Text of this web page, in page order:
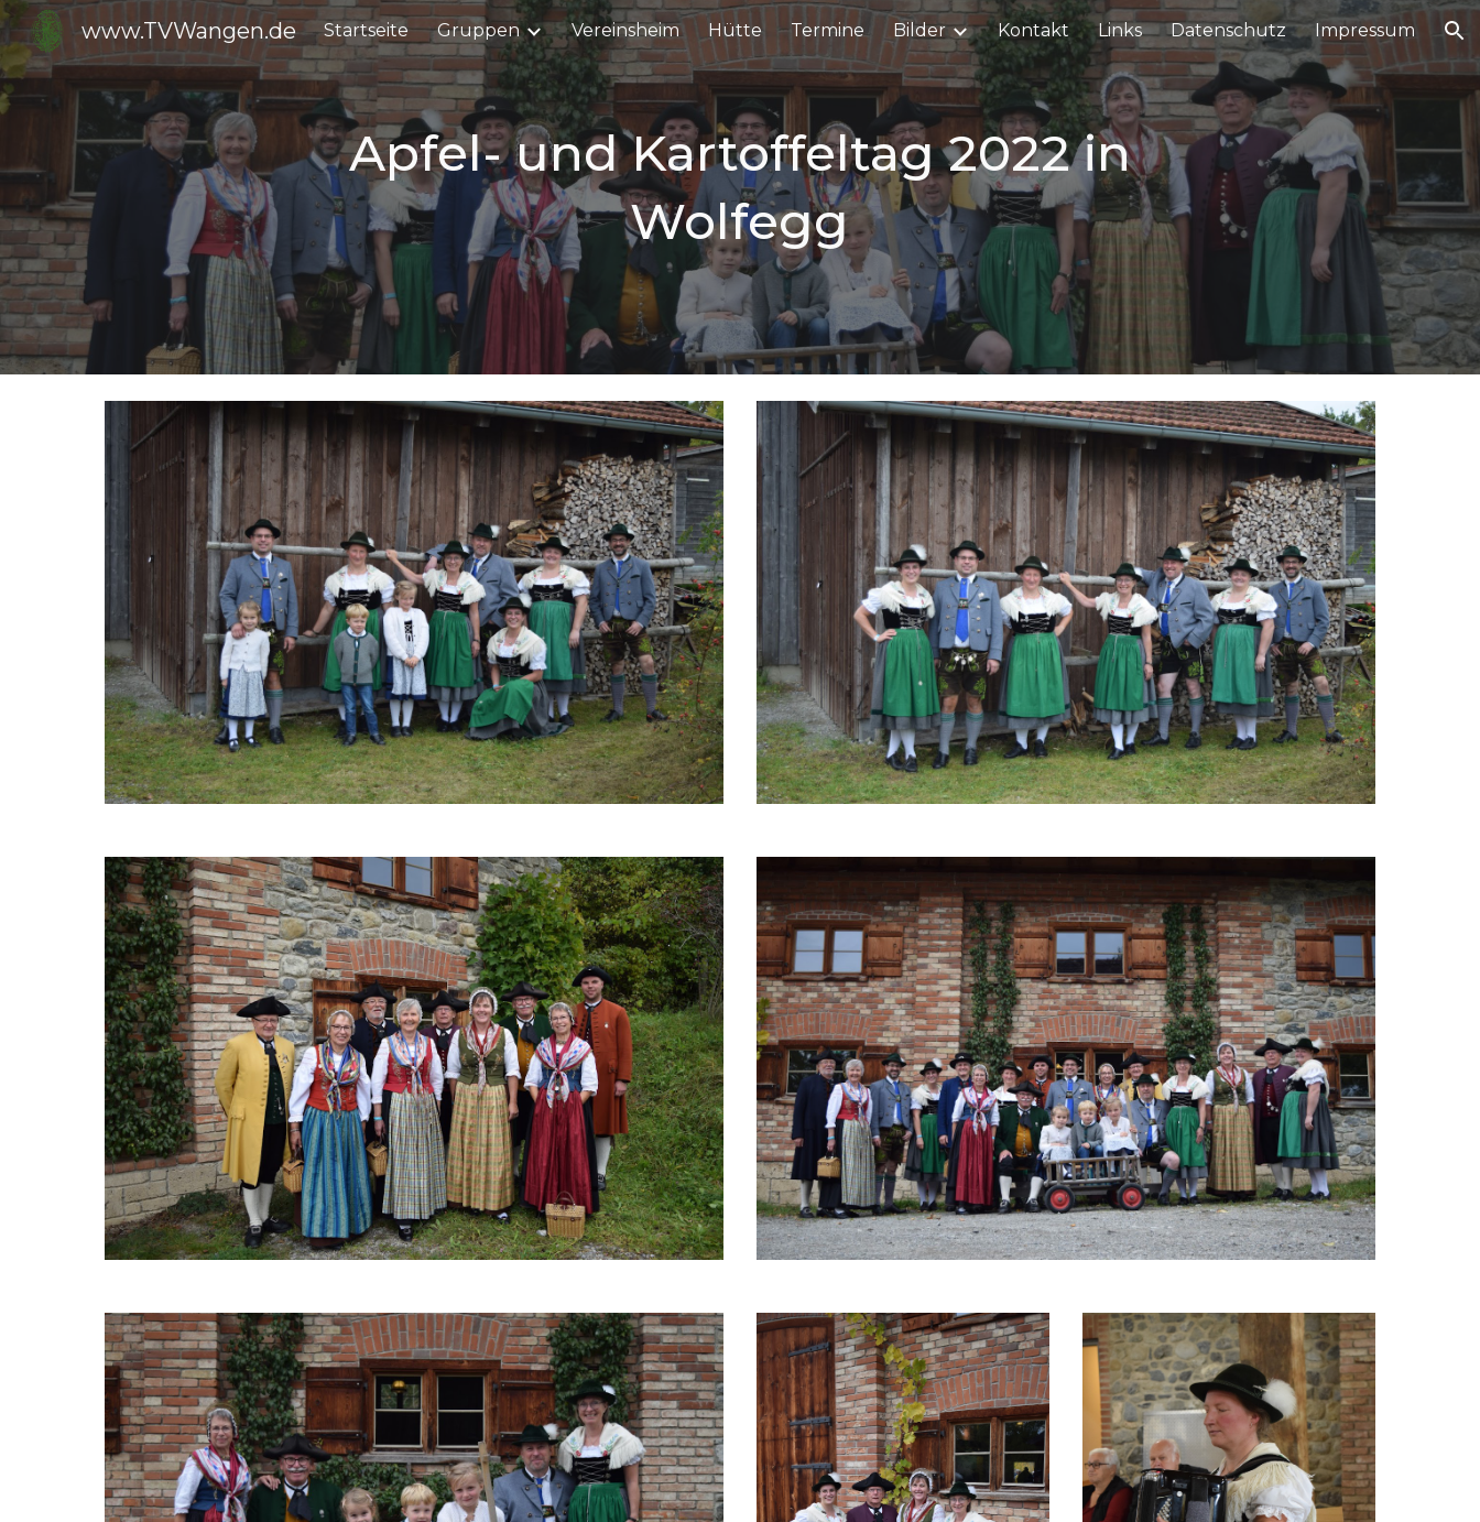
Skip to main content Skip to navigation
www.TVWangen.de Startseite Gruppen Vereinsheim Hütte Termine Bilder Kontakt Links Datenschutz Impressum
Apfel- und Kartoffeltag 2022 in
Wolfegg